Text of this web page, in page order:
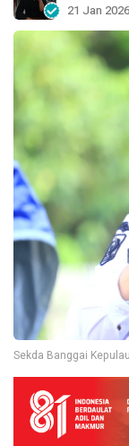
21 Jan
Sekda Banggai